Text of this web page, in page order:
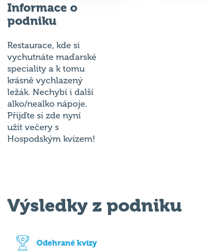
Informace o
podniku
Restaurace, kde si
vychutnáte maďarské
speciality a k tomu
krásně vychlazený
ležák. Nechybí i další
alko/nealko nápoje.
Přijďte si zde nyní
užít večery s
Hospodským kvízem!
Výsledky z podniku
Odehrané kvízy